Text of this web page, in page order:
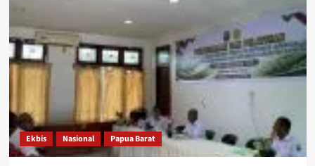
Ekbis Nasional Papua Barat